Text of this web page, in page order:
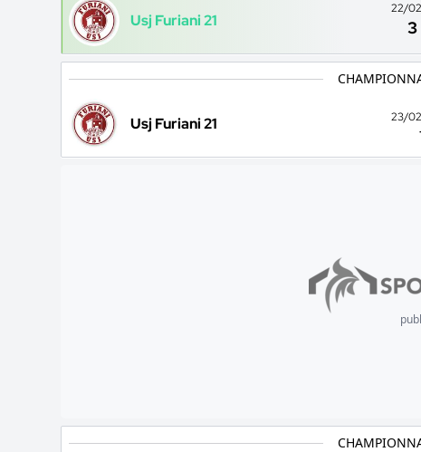
Usj Furiani 21
22/
3
Usj Furiani 21
23/